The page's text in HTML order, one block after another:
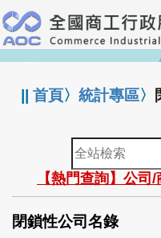
跳
到
主
要
:::
||首頁〉統計專區〉
全
站
檢
索
【熱門查詢】公
閉鎖性公司名錄